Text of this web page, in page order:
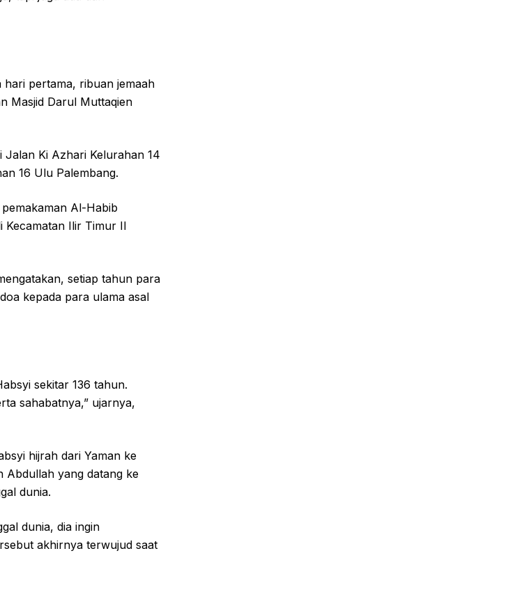
hari pertama, ribuan jemaah
Masjid Darul Muttaqien
Jalan Ki Azhari Kelurahan 14
16 Ulu Palembang.
Al-Habib
Kecamatan Ilir Timur II
setiap tahun para
kepada para ulama asal
sekitar 136 tahun.
sahabatnya,” ujarnya,
hijrah dari Yaman ke
Abdullah yang datang ke
dunia.
dunia, dia ingin
akhirnya terwujud saat